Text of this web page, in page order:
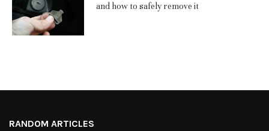
and how to safely remove it
RANDOM ARTICLES